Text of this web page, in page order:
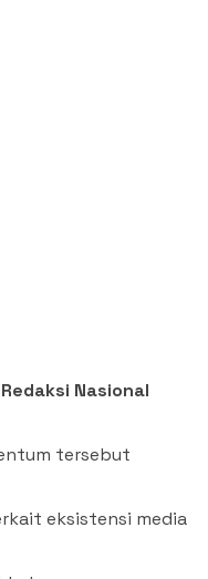
Nasional
tersebut
eksistensi media